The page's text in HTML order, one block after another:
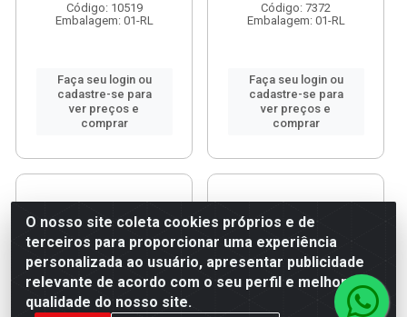
Código: 10519
Embalagem: 01-RL
Faça seu login ou
cadastre-se para
ver preços e
comprar
Código: 7372
Embalagem: 01-RL
Faça seu login ou
cadastre-se para
ver preços e
comprar
O nosso site coleta cookies próprios e de
terceiros para proporcionar uma experiência
personalizada ao usuário, apresentar publicidade
relevante de acordo com o seu perfil e melhorar a
qualidade do nosso site.